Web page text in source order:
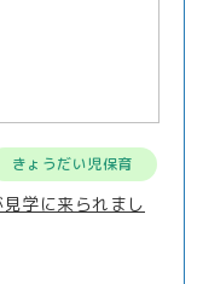
きょうだい児保育
学に来られまし